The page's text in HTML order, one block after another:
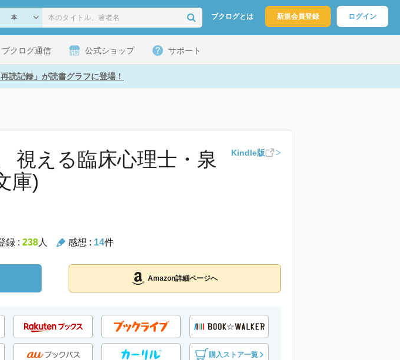
ブクログとは 新規会員登録 ログイン
ブクログ通信 公式ショップ サポート
読記録」が読書グラフに登場！
視える臨床心理士・泉
庫)
Kindle版
録 : 238人 感想 : 14件
Amazon詳細ページへ
購入ストア一覧